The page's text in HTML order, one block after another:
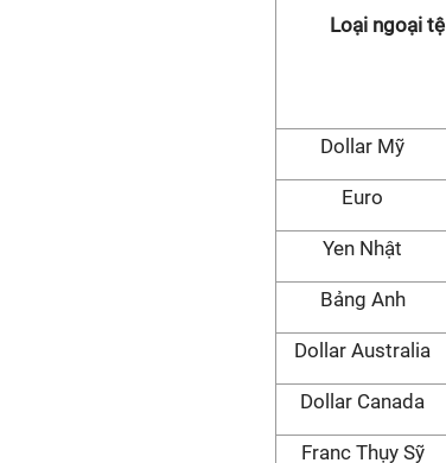
Loại ngoại tệ
Dollar Mỹ
Euro
Yen Nhật
Bảng Anh
Dollar Australia
Dollar Canada
Franc Thụy Sỹ